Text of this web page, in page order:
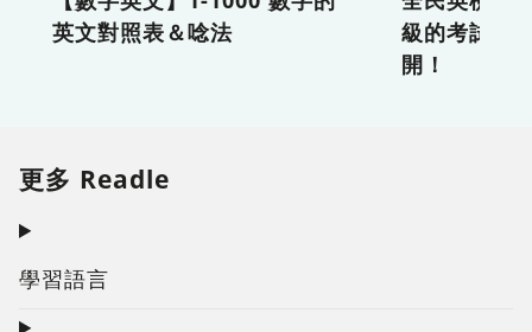
英文對照表＆唸法
級的考試內
開！
更多 Readle
學習語言